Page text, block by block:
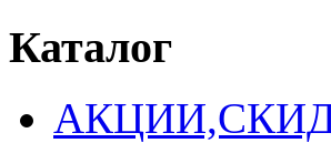
Каталог